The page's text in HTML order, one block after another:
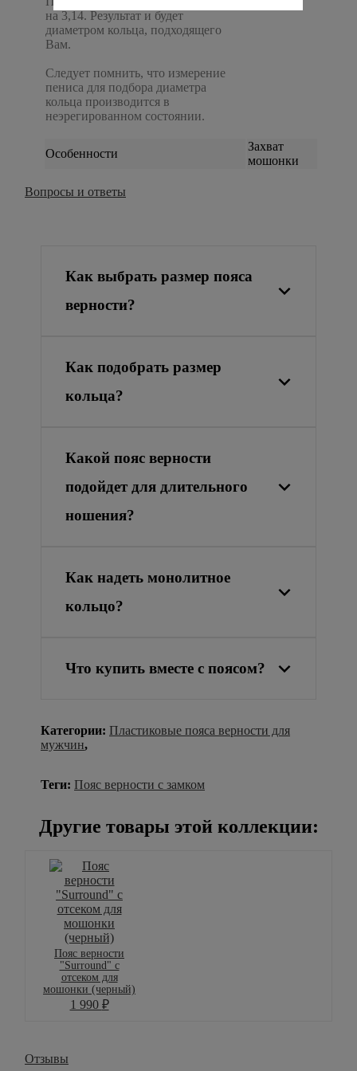
на 3,14. Результат и будет
диаметром кольца, подходящего
Вам.
Следует помнить, что измерение
пениса для подбора диаметра
кольца производится в
неэрегированном состоянии.
Особенности
Захват
мошонки
Вопросы и ответы
Как выбрать размер пояса
верности?
Как подобрать размер
кольца?
Какой пояс верности
подойдет для длительного
ношения?
Как надеть монолитное
кольцо?
Что купить вместе с поясом?
Категории: Пластиковые пояса верности для
мужчин,
Теги: Пояс верности с замком
Другие товары этой коллекции:
Пояс верности
"Surround" с
отсеком для
мошонки (черный)
1 990 ₽
Отзывы